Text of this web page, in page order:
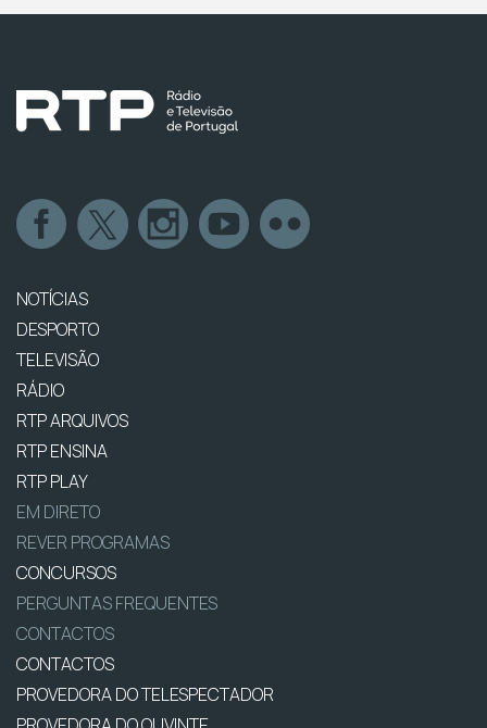
NOTÍCIAS
DESPORTO
TELEVISÃO
RÁDIO
RTP ARQUIVOS
RTP ENSINA
RTP PLAY
EM DIRETO
REVER PROGRAMAS
CONCURSOS
PERGUNTAS FREQUENTES
CONTACTOS
CONTACTOS
PROVEDORA DO TELESPECTADOR